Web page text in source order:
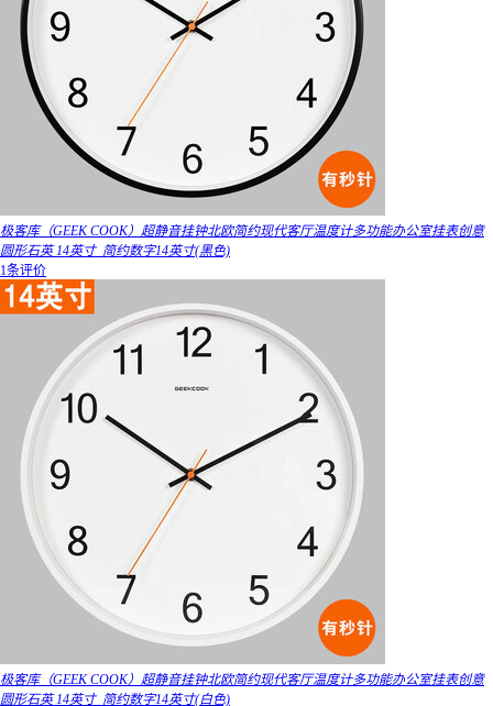
极客库（GEEK COOK）超静音挂钟北欧简约现代客厅温度计多功能办公室挂表创意
圆形石英 14英寸_简约数字14英寸(黑色)
1条评价
极客库（GEEK COOK）超静音挂钟北欧简约现代客厅温度计多功能办公室挂表创意
圆形石英 14英寸_简约数字14英寸(白色)